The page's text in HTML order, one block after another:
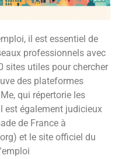
il est essentiel de
professionnels avec
sites utiles pour chercher
des plateformes
qui répertorie les
est également judicieux
de France à
et le site officiel du